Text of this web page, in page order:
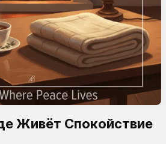
Живёт Спокойствие